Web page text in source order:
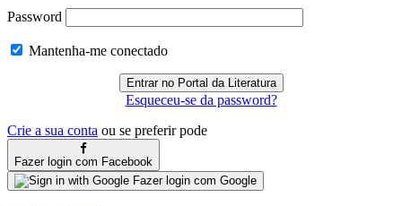
Password
Mantenha-me conectado
Esqueceu-se da password?
Crie a sua conta ou se preferir pode
Fazer login com Facebook
Fazer login com Google